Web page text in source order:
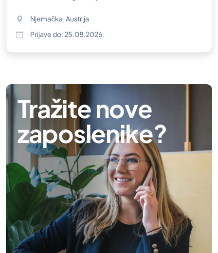
Njemačka; Austrija
Prijave do: 25.08.2026.
Tražite nove
zaposlenike?